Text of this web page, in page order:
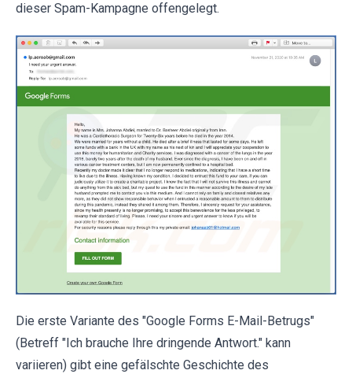
dieser Spam-Kampagne offengelegt.
Die erste Variante des "Google Forms E-Mail-Betrugs"
(Betreff "Ich brauche Ihre dringende Antwort." kann
variieren) gibt eine gefälschte Geschichte des